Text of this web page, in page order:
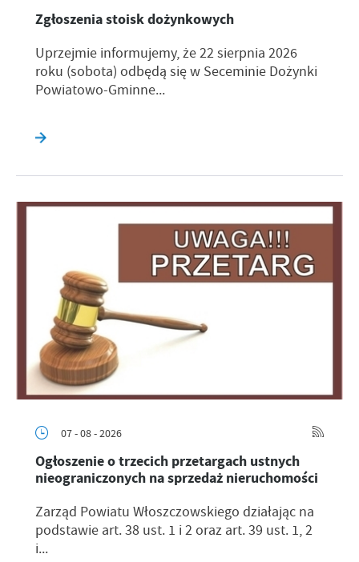
Zgłoszenia stoisk dożynkowych
Uprzejmie informujemy, że 22 sierpnia 2026
roku (sobota) odbędą się w Seceminie Dożynki
Powiatowo-Gminne...
07 - 08 - 2026
Ogłoszenie o trzecich przetargach ustnych
nieograniczonych na sprzedaż nieruchomości
Zarząd Powiatu Włoszczowskiego działając na
podstawie art. 38 ust. 1 i 2 oraz art. 39 ust. 1, 2
i...